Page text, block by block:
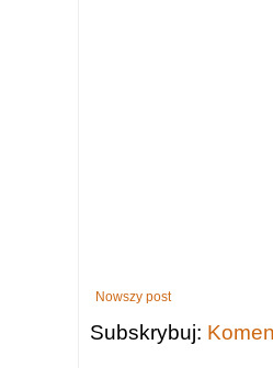
Nowszy post
Subskrybuj: